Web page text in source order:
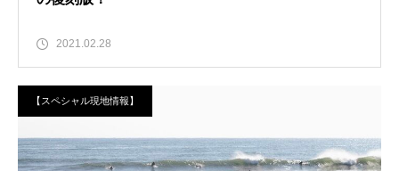
2021.02.28
【スペシャル現地情報】